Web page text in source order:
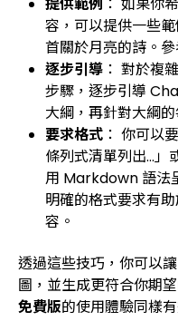
容，可以提供一些
首關於月亮的詩。
逐步引導 ： 對於複
步驟，逐步引導
大綱，再針對大綱
要求格式 ： 你可以
條列式清單列出...」
用 Markdown 語法
明確的格式要求有
容。
透過這些技巧，你可以
圖，並生成更符合你期
免費版的使用體驗同樣有